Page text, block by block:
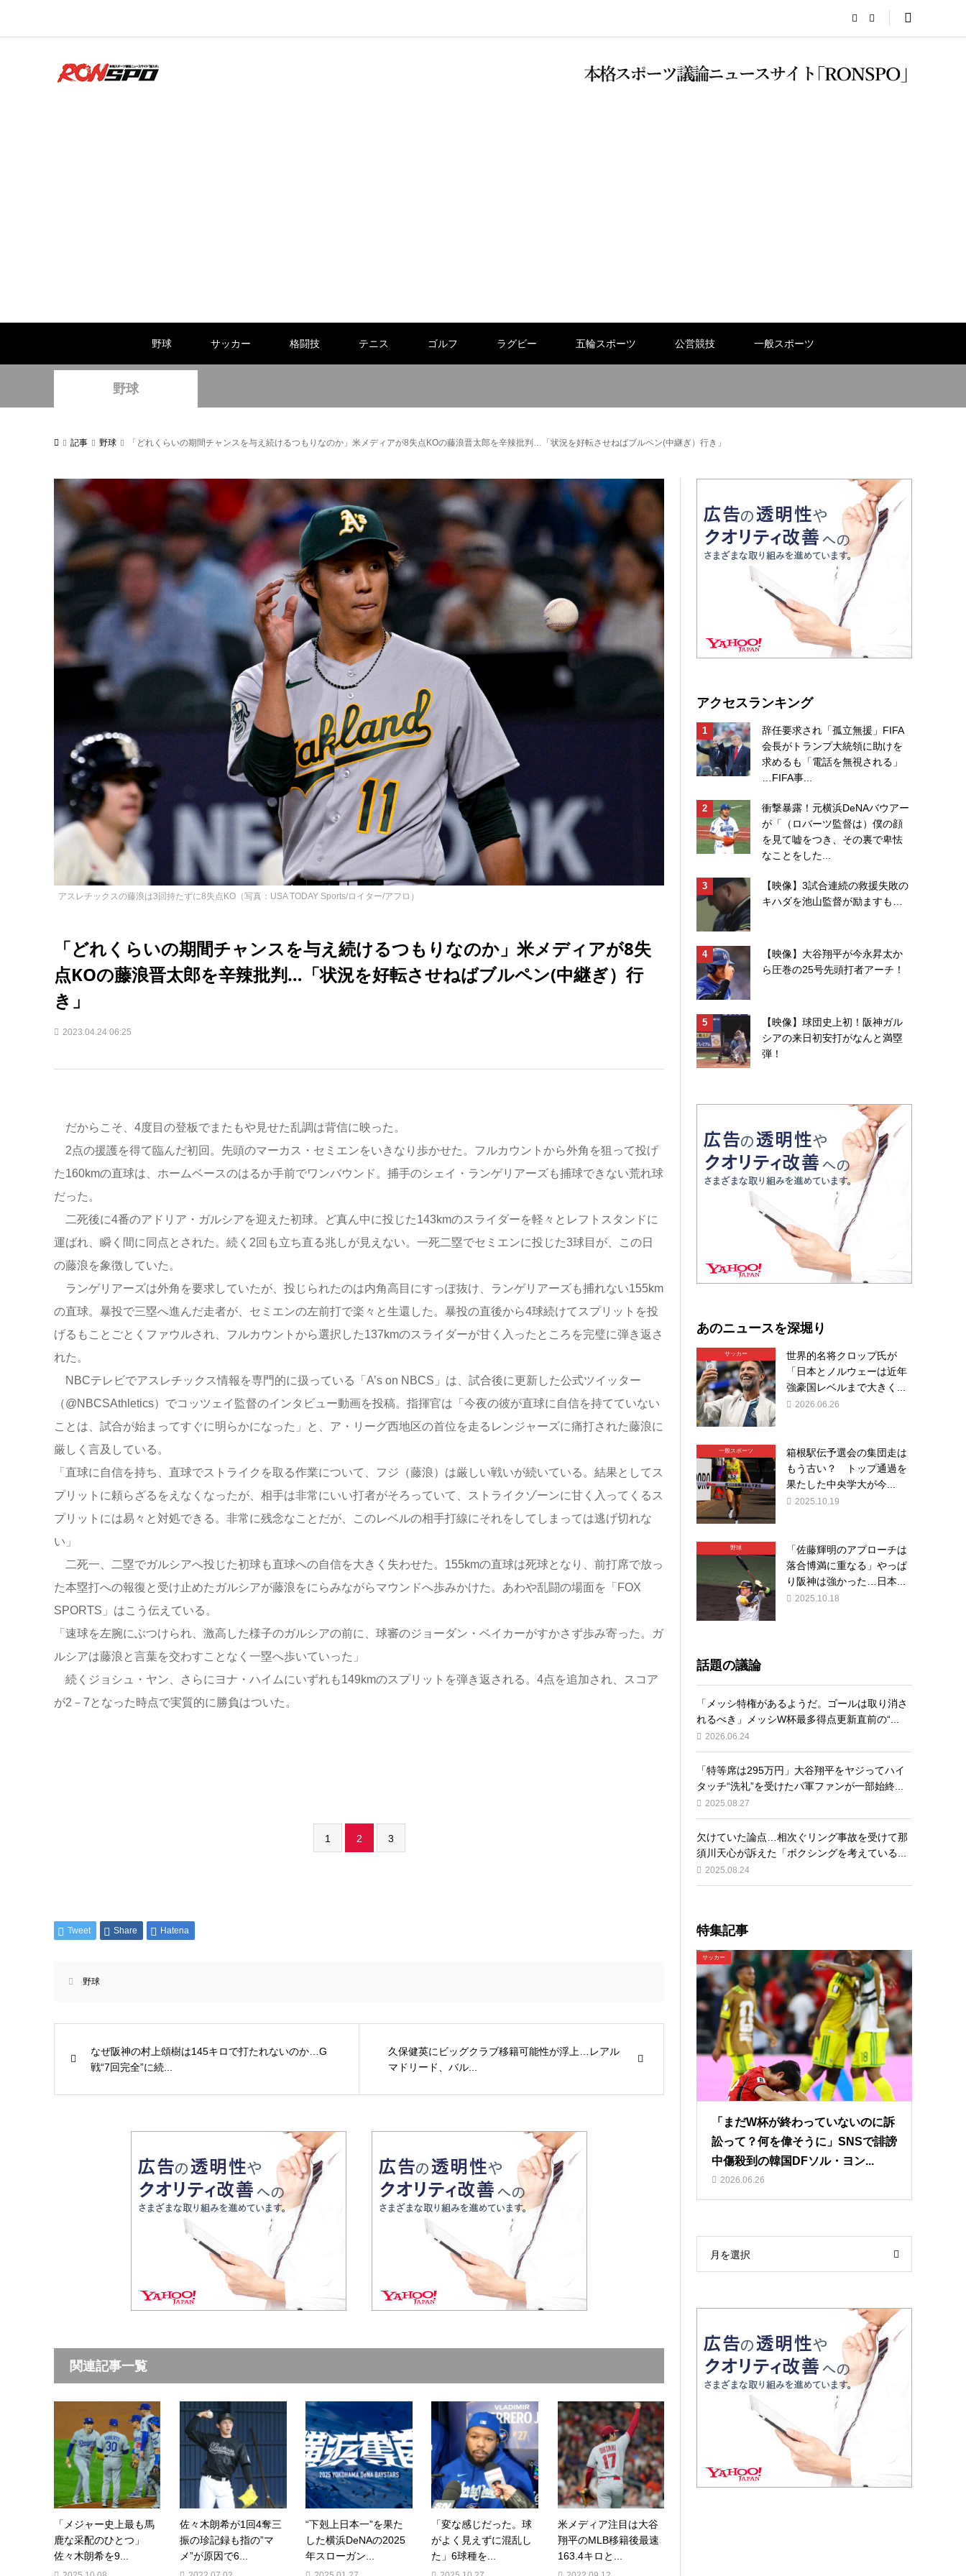
野球 サッカー 格闘技 テニス ゴルフ ラグビー 五輪スポーツ 公営競技 一般スポーツ
野球
記事 野球 「どれくらいの期間チャンスを与え続けるつもりなのか」米メディアが8失点KOの藤浪晋太郎を辛辣批判…「状況を好転させねばブルペン(中継ぎ）行き」
アスレチックスの藤浪は3回持たずに8失点KO（写真：USA TODAY Sports/ロイター/アフロ）
「どれくらいの期間チャンスを与え続けるつもりなのか」米メディアが8失
点KOの藤浪晋太郎を辛辣批判…「状況を好転させねばブルペン(中継ぎ）行
き」
2023.04.24 06:25
だからこそ、4度目の登板でまたもや見せた乱調は背信に映った。
2点の援護を得て臨んだ初回。先頭のマーカス・セミエンをいきなり歩かせた。フルカウントから外角を狙って投げ
た160kmの直球は、ホームベースのはるか手前でワンバウンド。捕手のシェイ・ランゲリアーズも捕球できない荒れ球
だった。
二死後に4番のアドリア・ガルシアを迎えた初球。ど真ん中に投じた143kmのスライダーを軽々とレフトスタンドに
運ばれ、瞬く間に同点とされた。続く2回も立ち直る兆しが見えない。一死二塁でセミエンに投じた3球目が、この日
の藤浪を象徴していた。
ランゲリアーズは外角を要求していたが、投じられたのは内角高目にすっぽ抜け、ランゲリアーズも捕れない155km
の直球。暴投で三塁へ進んだ走者が、セミエンの左前打で楽々と生還した。暴投の直後から4球続けてスプリットを投
げるもことごとくファウルされ、フルカウントから選択した137kmのスライダーが甘く入ったところを完璧に弾き返さ
れた。
NBCテレビでアスレチックス情報を専門的に扱っている「A’s on NBCS」は、試合後に更新した公式ツイッター
（@NBCSAthletics）でコッツェイ監督のインタビュー動画を投稿。指揮官は「今夜の彼が直球に自信を持てていない
ことは、試合が始まってすぐに明らかになった」と、ア・リーグ西地区の首位を走るレンジャーズに痛打された藤浪に
厳しく言及している。
「直球に自信を持ち、直球でストライクを取る作業について、フジ（藤浪）は厳しい戦いが続いている。結果としてス
プリットに頼らざるをえなくなったが、相手は非常にいい打者がそろっていて、ストライクゾーンに甘く入ってくるス
プリットには易々と対処できる。非常に残念なことだが、このレベルの相手打線にそれをしてしまっては逃げ切れな
い」
二死一、二塁でガルシアへ投じた初球も直球への自信を大きく失わせた。155kmの直球は死球となり、前打席で放っ
た本塁打への報復と受け止めたガルシアが藤浪をにらみながらマウンドへ歩みかけた。あわや乱闘の場面を「FOX
SPORTS」はこう伝えている。
「速球を左腕にぶつけられ、激高した様子のガルシアの前に、球審のジョーダン・ベイカーがすかさず歩み寄った。ガ
ルシアは藤浪と言葉を交わすことなく一塁へ歩いていった」
続くジョシュ・ヤン、さらにヨナ・ハイムにいずれも149kmのスプリットを弾き返される。4点を追加され、スコア
が2－7となった時点で実質的に勝負はついた。
1 2 3
Tweet Share Hatena
野球
なぜ阪神の村上頌樹は145キロで打たれないのか…G
戦“7回完全”に続...
久保健英にビッグクラブ移籍可能性が浮上…レアル
マドリード、バル...
関連記事一覧
「メジャー史上最も馬
鹿な采配のひとつ」
佐々木朗希を9...
佐々木朗希が1回4奪三
振の珍記録も指の”マ
メ”が原因で6...
“下剋上日本一”を果た
した横浜DeNAの2025
年スローガン...
「変な感じだった。球
がよく見えずに混乱し
た」6球種を...
米メディア注目は大谷
翔平のMLB移籍後最速
163.4キロと...
アクセスランキング
辞任要求され「孤立無援」FIFA
会長がトランプ大統領に助けを
求めるも「電話を無視される」
…FIFA事...
衝撃暴露！元横浜DeNAバウアー
が「（ロバーツ監督は）僕の顔
を見て嘘をつき、その裏で卑怯
なことをした...
【映像】3試合連続の救援失敗の
キハダを池山監督が励ますも…
【映像】大谷翔平が今永昇太か
ら圧巻の25号先頭打者アーチ！
【映像】球団史上初！阪神ガル
シアの来日初安打がなんと満塁
弾！
あのニュースを深堀り
サッカー
世界的名将クロップ氏が
「日本とノルウェーは近年
強豪国レベルまで大きく...
2026.06.26
一般スポーツ
箱根駅伝予選会の集団走は
もう古い？ トップ通過を
果たした中央学大が今...
2025.10.19
野球
「佐藤輝明のアプローチは
落合博満に重なる」やっぱ
り阪神は強かった…日本...
2025.10.18
話題の議論
「メッシ特権があるようだ。ゴールは取り消さ
れるべき」メッシW杯最多得点更新直前の“...
2026.06.24
「特等席は295万円」大谷翔平をヤジってハイ
タッチ“洗礼”を受けたパ軍ファンが一部始終...
2025.08.27
欠けていた論点…相次ぐリング事故を受けて那
須川天心が訴えた「ボクシングを考えている...
2025.08.24
特集記事
サッカー
「まだW杯が終わっていないのに訴
訟って？何を偉そうに」SNSで誹謗
中傷殺到の韓国DFソル・ヨン...
2026.06.26
月を選択